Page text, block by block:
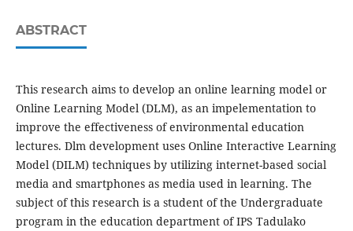
ABSTRACT
This research aims to develop an online learning model or
Online Learning Model (DLM), as an impelementation to
improve the effectiveness of environmental education
lectures. Dlm development uses Online Interactive Learning
Model (DILM) techniques by utilizing internet-based social
media and smartphones as media used in learning. The
subject of this research is a student of the Undergraduate
program in the education department of IPS Tadulako